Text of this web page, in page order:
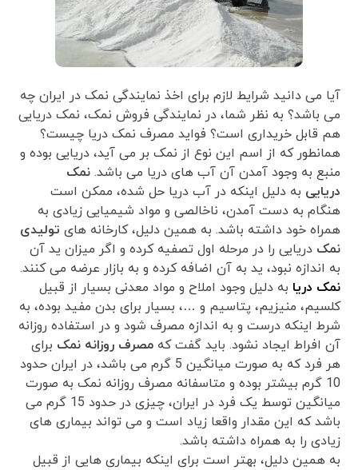
آیا می دانید شرایط لازم برای اخذ نمایندگی نمک در ایران چه
می باشد؟ به نظر شما، در نمایندگی فروش نمک، نمک دریایی
هم قابل خریداری است؟ فواید مصرف نمک دریا چیست؟
همانطور که از اسم این نوع از نمک بر می آید، دریایی بوده و
منبع به وجود آمدن آن آب های دریا می باشد.نمک
دریایی به دلیل اینکه در آب دریا حل شده، ممکن است
هنگام به دست آمدن، ناخالصی و مواد شیمیایی زیادی به
همراه خود داشته باشد. به همین دلیل، کارخانه های تولیدی
نمک دریایی را در مرحله اول تصفیه کرده و اگر میزان ید آن
به اندازه نبود، ید به آن اضافه کرده و به بازار عرضه می کنند.
نمک دریا به دلیل وجود املاح و مواد معدنی بسیار از قبیل
کلسیم، منیزیم، پتاسیم و …، بسیار برای بدن مفید بوده، به
شرط اینکه درست و به اندازه مصرف شود و در استفاده روزانه
آن افراط ایجاد نشود. باید گفت کهمصرف روزانه نمک برای
هر فرد که به صورت میانگین 5 گرم می باشد، در ایران حدود
10 گرم بیشتر بوده و متاسفانه مصرف روزانه نمک به صورت
میانگین توسط یک فرد در ایران، چیزی در حدود 15 گرم می
باشد که این مقدار واقعا زیاد است و می تواند بیماری های
زیادی را به همراه داشته باشد.
به همین دلیل، بهتر است برای اینکه بیماری هایی از قبیل